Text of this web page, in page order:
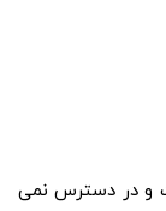
و در دسترس نمی